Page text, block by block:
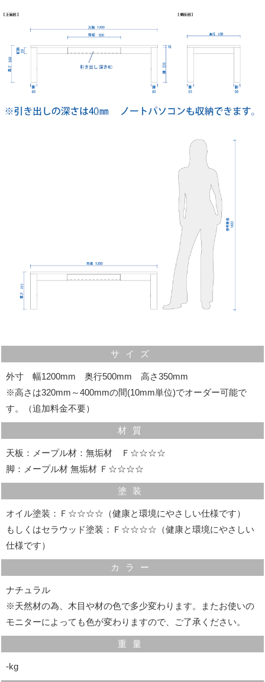
弊社ではテーブルの角を取る「角面取り加工」を標準に
テーブル天板や脚部の角を"3mm"ほど取ることで、ぶつ
小さなお子様やご年配に優しい、便利な加工です。
サイズ
外寸 幅1200mm 奥行500mm 高さ350mm
※高さは320mm～400mmの間(10mm単位)でオーダー可能で
す。（追加料金不要）
材質
天板：メープル材：無垢材 Ｆ☆☆☆☆
脚：メープル材 無垢材 Ｆ☆☆☆☆
塗装
オイル塗装：Ｆ☆☆☆☆（健康と環境にやさしい仕様です）
もしくはセラウッド塗装：Ｆ☆☆☆☆（健康と環境にやさしい
仕様です）
カラー
ナチュラル
※天然材の為、木目や材の色で多少変わります。またお使いの
モニターによっても色が変わりますので、ご了承ください。
重量
‐kg